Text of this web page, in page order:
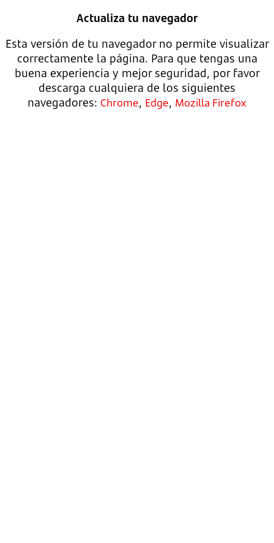
Actualiza tu navegador
Esta versión de tu navegador no permite visualizar
correctamente la página. Para que tengas una
buena experiencia y mejor seguridad, por favor
descarga cualquiera de los siguientes
navegadores: Chrome, Edge, Mozilla Firefox